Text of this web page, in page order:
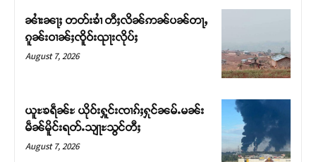
တႃႇႁႂ်ႈသဵင်ၵၢင်ၸႂ်ၵူၼ်းမိူင်း ၵူႈတီႈၵူႈလႅၼ်ပေႃးတေၸွ
တ်ႇ တူဝ်ႈလုမ်ႈၾႃႉၼၼ်ႉ ၶဝ်ႈႁူမ်ႈၵမ်ႉထႅမ် ၸုမ်းၶၢ
ဝ်ႇၽူႈတွႆႇႁွၵ်ႈ လႆႈယူႇၶႃႈဢေႃႈ။
ၼၢႆးၼႃႈ တတ်းၶၢႆ တီႈလိၼ်ဢၼ်ပၼ်တႃႇ
ၵူၼ်းဝၢၼ်ႈၸိူဝ်းၺႃးလိုပ်ႈ
August 7, 2026
ယူႊၶရဵၼ်ႊ ယိုဝ်းႁူင်းၸၢၵ်ႈႁုင်ၼမ်ႉမၼ်း
မဵၼ်မိူင်းရတ်ႉသျႃႊသွင်တီႈ
August 7, 2026